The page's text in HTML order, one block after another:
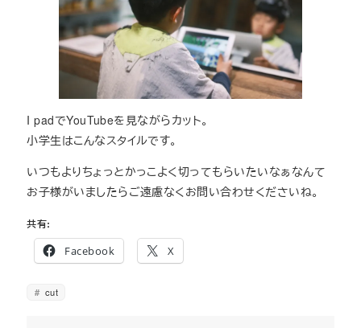
I padでYouTubeを見ながらカット。
小学生はこんなスタイルです。
いつもよりちょっとかっこよく切ってもらいたいなぁなんて
お子様がいましたらご遠慮なくお問い合わせくださいね。
共有:
Facebook
X
cut